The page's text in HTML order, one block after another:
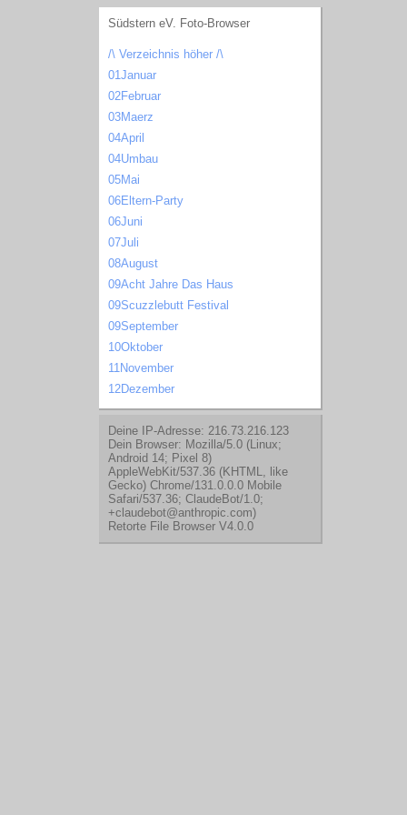
Südstern eV. Foto-Browser
/\ Verzeichnis höher /\
01Januar
02Februar
03Maerz
04April
04Umbau
05Mai
06Eltern-Party
06Juni
07Juli
08August
09Acht Jahre Das Haus
09Scuzzlebutt Festival
09September
10Oktober
11November
12Dezember
Deine IP-Adresse: 216.73.216.123
Dein Browser: Mozilla/5.0 (Linux;
Android 14; Pixel 8)
AppleWebKit/537.36 (KHTML, like
Gecko) Chrome/131.0.0.0 Mobile
Safari/537.36; ClaudeBot/1.0;
+claudebot@anthropic.com)
Retorte File Browser V4.0.0